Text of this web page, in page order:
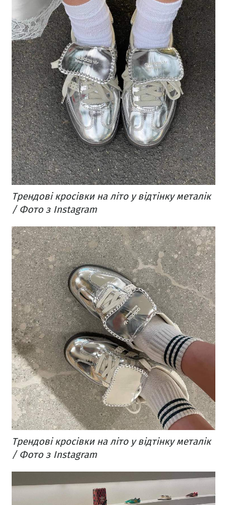
Трендові кросівки на літо у відтінку металік
/ Фото з Instagram
Трендові кросівки на літо у відтінку металік
/ Фото з Instagram